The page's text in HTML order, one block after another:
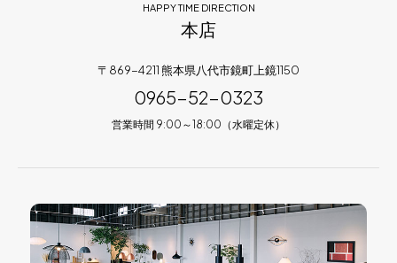
HAPPY TIME DIRECTION
本店
〒869-4211 熊本県八代市鏡町上鏡1150
0965-52-0323
営業時間 9:00～18:00（水曜定休）